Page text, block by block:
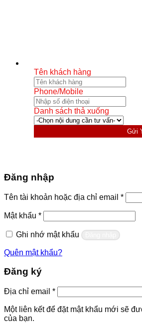
Tên khách hàng
Phone/Mobile
Danh sách thả xuống
Gửi
Đăng nhập
Tên tài khoản hoặc địa chỉ email *Bắt
buộc
Mật khẩu *Bắt
buộc
Ghi nhớ mật khẩu
Quên mật khẩu?
Đăng ký
Địa chỉ email *Bắt
buộc
Một liên kết để đặt mật khẩu mới sẽ
của bạn.